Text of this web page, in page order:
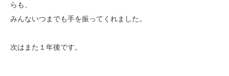
らも、
みんないつまでも手を振ってくれました。
次はまた１年後です。